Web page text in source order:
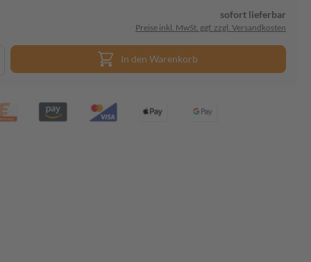
sofort lieferbar
Preise inkl. MwSt. ggf. zzgl. Versandkosten
In den Warenkorb